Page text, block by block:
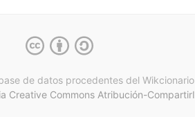
de datos procedentes del
Creative Commons Atribución-